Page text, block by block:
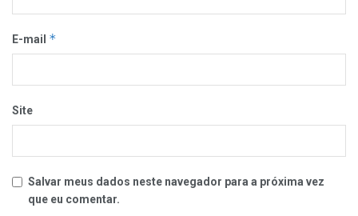
E-mail *
Site
Salvar meus dados neste navegador para a próxima vez
que eu comentar.